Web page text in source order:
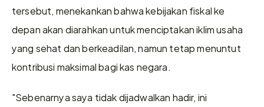
tersebut, menekankan bahwa kebijakan fiskal ke
depan akan diarahkan untuk menciptakan iklim usaha
yang sehat dan berkeadilan, namun tetap menuntut
kontribusi maksimal bagi kas negara.
"Sebenarnya saya tidak dijadwalkan hadir, ini